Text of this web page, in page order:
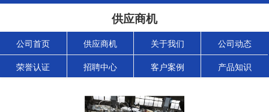
供应商机
公司首页 供应商机 关于我们 公司动态
荣誉认证 招聘中心 客户案例 产品知识